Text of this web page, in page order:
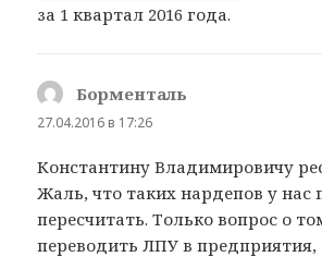
за 1 квартал 2016 года.
Борменталь
27.04.2016 в 17:26
Константину Владимировичу
Жаль, что таких нардепов у нас
пересчитать. Только вопрос о
переводить ЛПУ в предприятия,